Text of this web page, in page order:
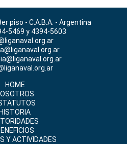
piso - C.A.B.A. - Argentina
5469 y 4394-5603
HOME
HISTORIA
Y ACTIVIDADES